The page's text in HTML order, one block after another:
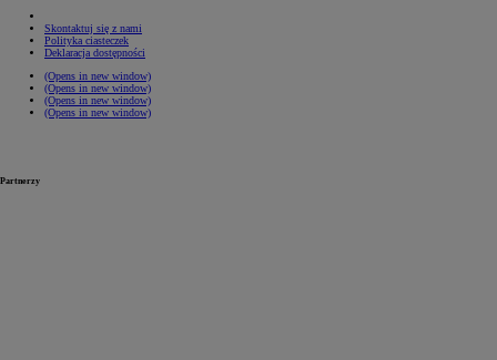
Skontaktuj się z nami
Polityka ciasteczek
Deklaracja dostępności
(Opens in new window)
(Opens in new window)
(Opens in new window)
(Opens in new window)
Partnerzy